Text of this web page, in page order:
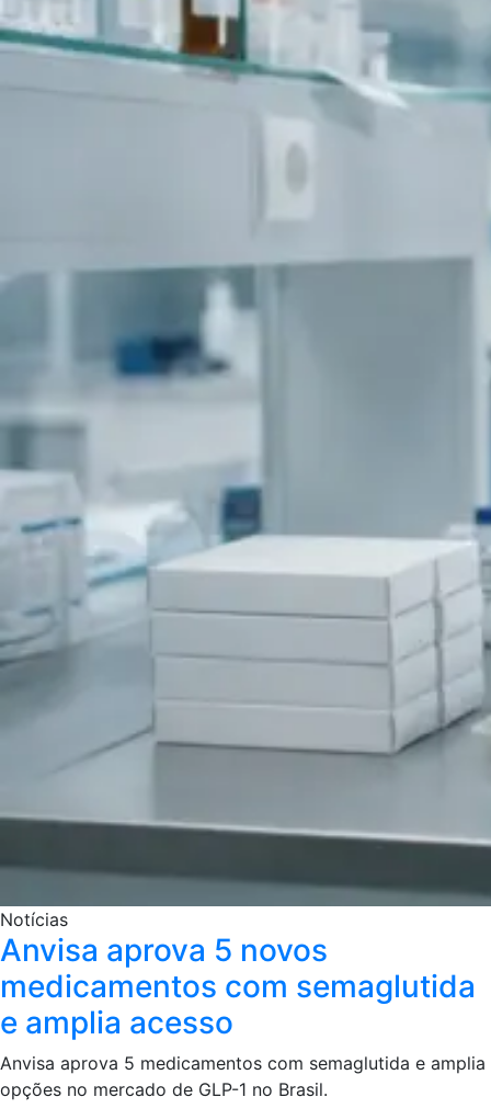
Notícias
Anvisa aprova 5 novos
medicamentos com semaglutida
e amplia acesso
Anvisa aprova 5 medicamentos com semaglutida e amplia
opções no mercado de GLP-1 no Brasil.